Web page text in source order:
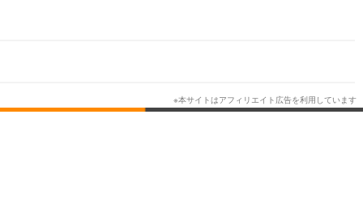
グルメ